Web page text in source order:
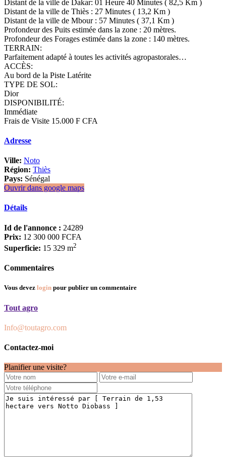
Distant de la ville de Dakar: 01 Heure 40 Minutes ( 82,5 Km )
Distant de la ville de Thiès : 27 Minutes ( 13,2 Km )
Distant de la ville de Mbour : 57 Minutes ( 37,1 Km )
Profondeur des Puits estimée dans la zone : 20 mètres.
Profondeur des Forages estimée dans la zone : 140 mètres.
TERRAIN:
Parfaitement adapté à toutes les activités agropastorales…
ACCÈS:
Au bord de la Piste Latérite
TYPE DE SOL:
Dior
DISPONIBILITÉ:
Immédiate
Frais de Visite 15.000 F CFA
Adresse
Ville: Noto
Région: Thiès
Pays: Sénégal
Ouvrir dans google maps
Détails
Id de l'annonce : 24289
Prix: 12 300 000 FCFA
Superficie: 15 329 m2
Commentaires
Vous devez login pour publier un commentaire
Tout agro
Info@toutagro.com
Contactez-moi
Planifier une visite?